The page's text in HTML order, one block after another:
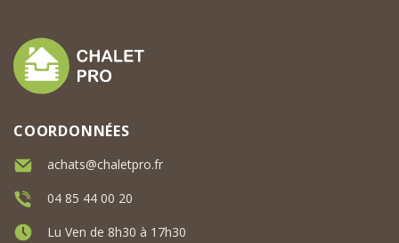
COORDONNÉES
achats@chaletpro.fr
04 85 44 00 20
Lu Ven de 8h30 à 17h30